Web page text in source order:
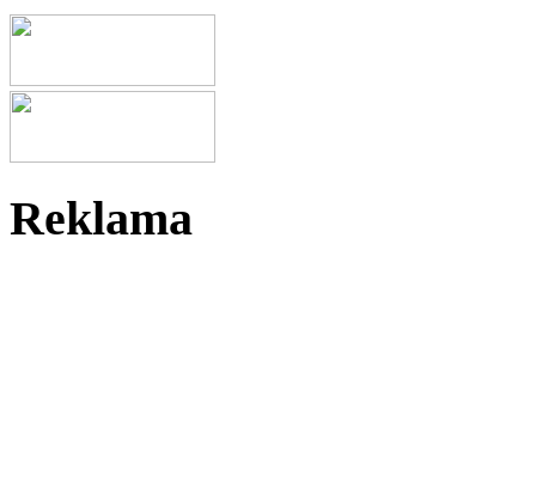
Reklama